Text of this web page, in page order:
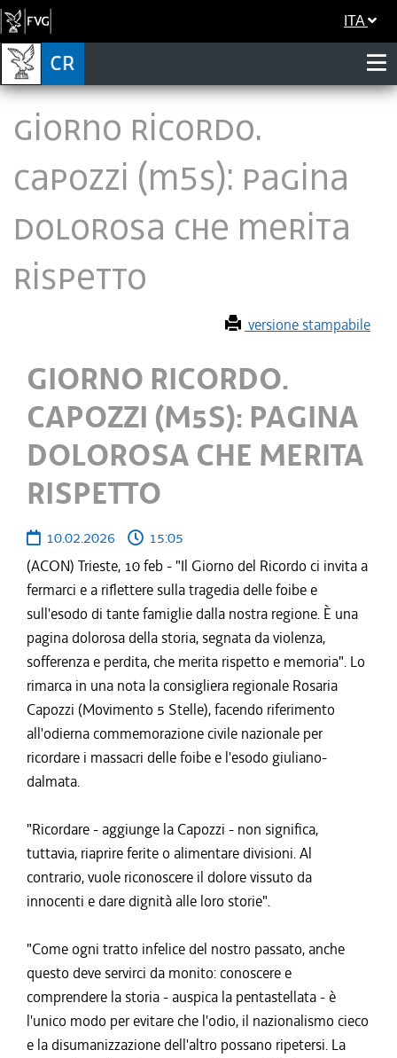
ITA
GIORNO RICORDO.
CAPOZZI (M5S): PAGINA
DOLOROSA CHE MERITA
RISPETTO
versione stampabile
GIORNO RICORDO.
CAPOZZI (M5S): PAGINA
DOLOROSA CHE MERITA
RISPETTO
10.02.2026
15:05
(ACON) Trieste, 10 feb - "Il Giorno del Ricordo ci invita a
fermarci e a riflettere sulla tragedia delle foibe e
sull'esodo di tante famiglie dalla nostra regione. È una
pagina dolorosa della storia, segnata da violenza,
sofferenza e perdita, che merita rispetto e memoria". Lo
rimarca in una nota la consigliera regionale Rosaria
Capozzi (Movimento 5 Stelle), facendo riferimento
all'odierna commemorazione civile nazionale per
ricordare i massacri delle foibe e l'esodo giuliano-
dalmata.
"Ricordare - aggiunge la Capozzi - non significa,
tuttavia, riaprire ferite o alimentare divisioni. Al
contrario, vuole riconoscere il dolore vissuto da
innocenti e dare dignità alle loro storie".
"Come ogni tratto infelice del nostro passato, anche
questo deve servirci da monito: conoscere e
comprendere la storia - auspica la pentastellata - è
l'unico modo per evitare che l'odio, il nazionalismo cieco
e la disumanizzazione dell'altro possano ripetersi. La